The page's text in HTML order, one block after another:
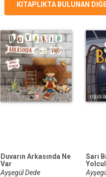
KITAPLIKTA BULUNAN
Duvarın Arkasında Ne
Var
Ayşegül Dede
Sarı